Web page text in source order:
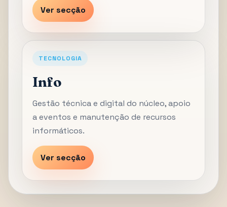
Ver secção
TECNOLOGIA
Info
Gestão técnica e digital do núcleo, apoio
a eventos e manutenção de recursos
informáticos.
Ver secção